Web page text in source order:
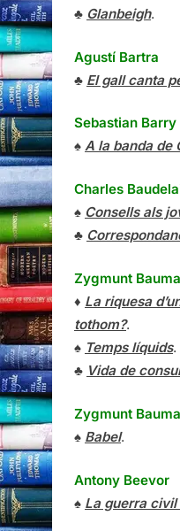
♣ Glanbeigh.
Agustí Bartra
♣ El gall canta
Sebastian Barry
♠ A la banda de
Charles
♠ Consells als
♣
Zygmunt
♦ La riquesa
tothom?.
♠ Temps líquids.
♣ Vida de
Zygmunt
♠ Babel.
Antony Beevor
♠ La guerra civil